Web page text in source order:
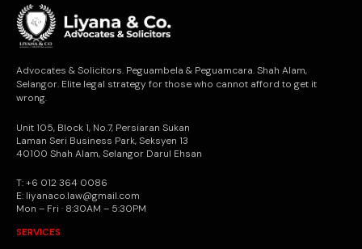
Advocates & Solicitors. Peguambela & Peguamcara. Shah Alam,
Selangor. Elite legal strategy for those who cannot afford to get it
wrong.
Unit 105, Block 1, No.7, Persiaran Sukan
Laman Seri Business Park, Seksyen 13
40100 Shah Alam, Selangor Darul Ehsan
T: +6 012 364 0086
E: liyanaco.law@gmail.com
Mon – Fri · 8:30AM – 5:30PM
SERVICES